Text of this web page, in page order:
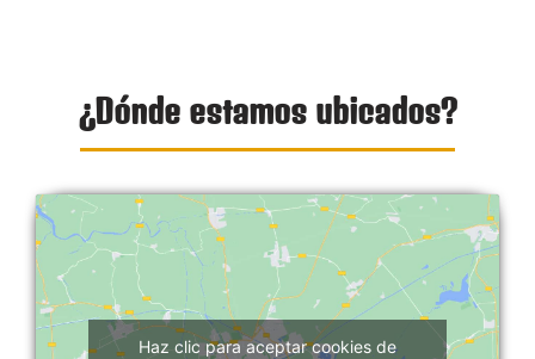
¿Dónde estamos ubicados?
Haz clic para aceptar cookies de